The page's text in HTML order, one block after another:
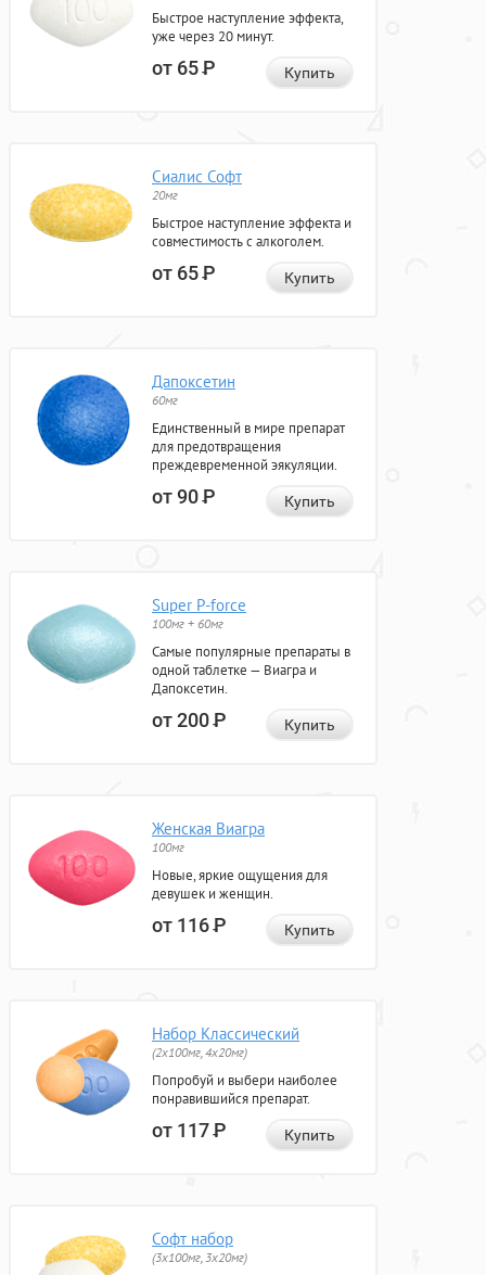
Быстрое наступление эффекта,
уже через 20 минут.
от 65Р Купить
Сиалис Софт
20мг
Быстрое наступление эффекта и
совместимость с алкоголем.
от 65Р Купить
Дапоксетин
60мг
Единственный в мире препарат
для предотвращения
преждевременной эякуляции.
от 90Р Купить
Super P-force
100мг + 60мг
Самые популярные препараты в
одной таблетке — Виагра и
Дапоксетин.
от 200Р Купить
Женская Виагра
100мг
Новые, яркие ощущения для
девушек и женщин.
от 116Р Купить
Набор Классический
(2x100мг, 4x20мг)
Попробуй и выбери наиболее
понравившийся препарат.
от 117Р Купить
Софт набор
(3x100мг, 3x20мг)